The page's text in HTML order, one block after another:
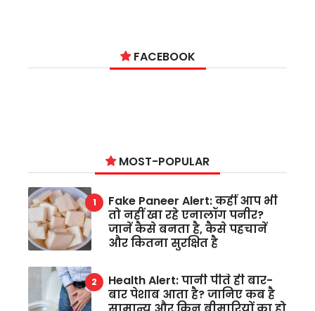
FACEBOOK
MOST-POPULAR
Fake Paneer Alert: कहीं आप भी
तो नहीं खा रहे एनालॉग पनीर?
जानें कैसे बनता है, कैसे पहचानें
और कितना सुरक्षित है
Health Alert: पानी पीते ही बार-
बार पेशाब आता है? जानिए कब है